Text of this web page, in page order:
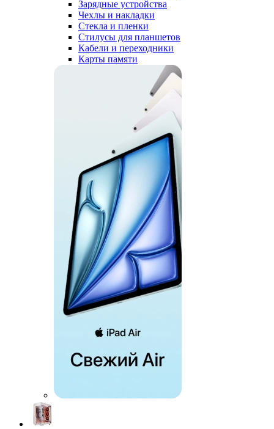
Зарядные устройства
Чехлы и накладки
Стекла и пленки
Стилусы для планшетов
Кабели и переходники
Карты памяти